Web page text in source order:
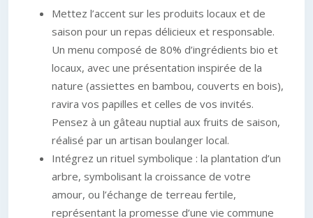
Mettez l’accent sur les produits locaux et de
saison pour un repas délicieux et responsable.
Un menu composé de 80% d’ingrédients bio et
locaux, avec une présentation inspirée de la
nature (assiettes en bambou, couverts en bois),
ravira vos papilles et celles de vos invités.
Pensez à un gâteau nuptial aux fruits de saison,
réalisé par un artisan boulanger local.
Intégrez un rituel symbolique : la plantation d’un
arbre, symbolisant la croissance de votre
amour, ou l’échange de terreau fertile,
représentant la promesse d’une vie commune